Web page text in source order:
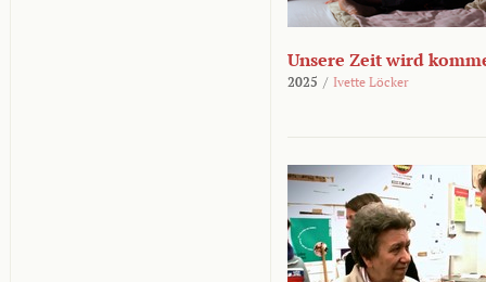
Unsere Zeit wird
2025 / Ivette Löcker